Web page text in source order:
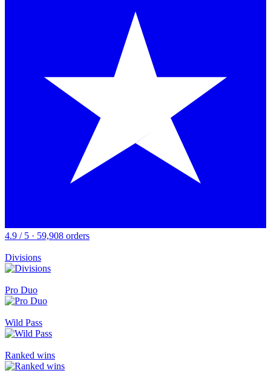
4.9 / 5 · 59,908 orders
Divisions
Pro Duo
Wild Pass
Ranked wins